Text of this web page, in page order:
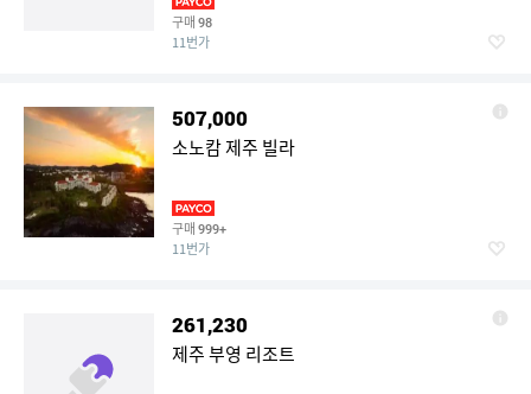
구매 98
11번가
507,000
소노캄 제주 빌라
구매 999+
11번가
261,230
제주 부영 리조트